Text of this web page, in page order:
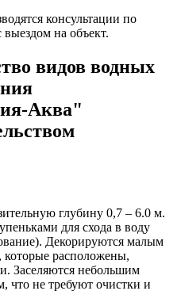
консультации по
на объект.
видов водных
Аква"
глубину 0,7 – 6.0 м.
для схода в воду
Декорируются малым
которые расположены,
Заселяются небольшим
что не требуют очистки и